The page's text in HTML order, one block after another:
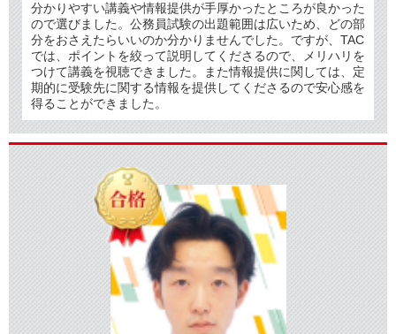
分かりやすい講義や情報提供が手厚かったところが良かった
ので選びました。公務員試験の出題範囲は広いため、どの部
分をおさえたらいいのか分かりませんでした。ですが、TAC
では、ポイントを絞って説明してくださるので、メリハリを
つけて講義を視聴できました。また情報提供に関しては、定
期的に受験先に関する情報を提供してくださるので安心感を
得ることができました。